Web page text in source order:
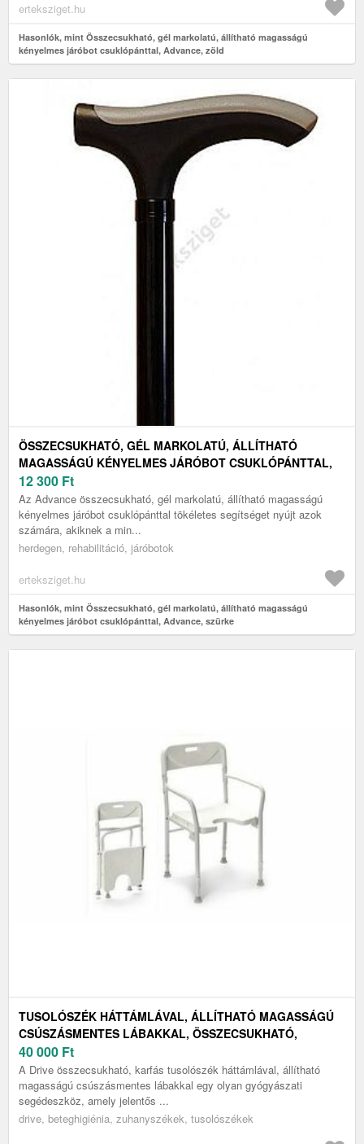
erteksziget.hu
Hasonlók, mint Összecsukható, gél markolatú, állítható magasságú
kényelmes járóbot csuklópánttal, Advance, zöld
ÖSSZECSUKHATÓ, GÉL MARKOLATÚ, ÁLLÍTHATÓ
MAGASSÁGÚ KÉNYELMES JÁRÓBOT CSUKLÓPÁNTTAL,
ADVANCE, SZÜRKE
12 300 Ft
Az Advance összecsukható, gél markolatú, állítható magasságú
kényelmes járóbot csuklópánttal tökéletes segítséget nyújt azok
számára, akiknek a min...
herdegen, rehabilitáció, járóbotok
erteksziget.hu
Hasonlók, mint Összecsukható, gél markolatú, állítható magasságú
kényelmes járóbot csuklópánttal, Advance, szürke
TUSOLÓSZÉK HÁTTÁMLÁVAL, ÁLLÍTHATÓ MAGASSÁGÚ
CSÚSZÁSMENTES LÁBAKKAL, ÖSSZECSUKHATÓ,
KARFÁS, DRIVE
40 000 Ft
A Drive összecsukható, karfás tusolószék háttámlával, állítható
magasságú csúszásmentes lábakkal egy olyan gyógyászati
segédeszköz, amely jelentős ...
drive, beteghigiénia, zuhanyszékek, tusolószékek